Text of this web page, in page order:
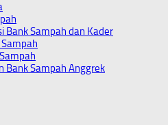
Bank Sampah dan Kader
Bank Sampah Anggrek